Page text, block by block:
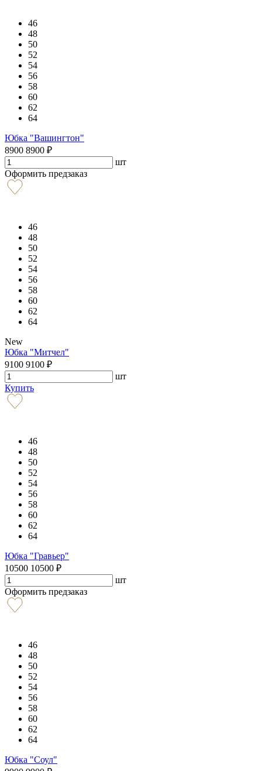
46
48
50
52
54
56
58
60
62
64
Юбка "Вашингтон"
8900 8900 ₽
шт
Оформить предзаказ
46
48
50
52
54
56
58
60
62
64
New
Юбка "Митчел"
9100 9100 ₽
шт
Купить
46
48
50
52
54
56
58
60
62
64
Юбка "Гравьер"
10500 10500 ₽
шт
Оформить предзаказ
46
48
50
52
54
56
58
60
62
64
Юбка "Соул"